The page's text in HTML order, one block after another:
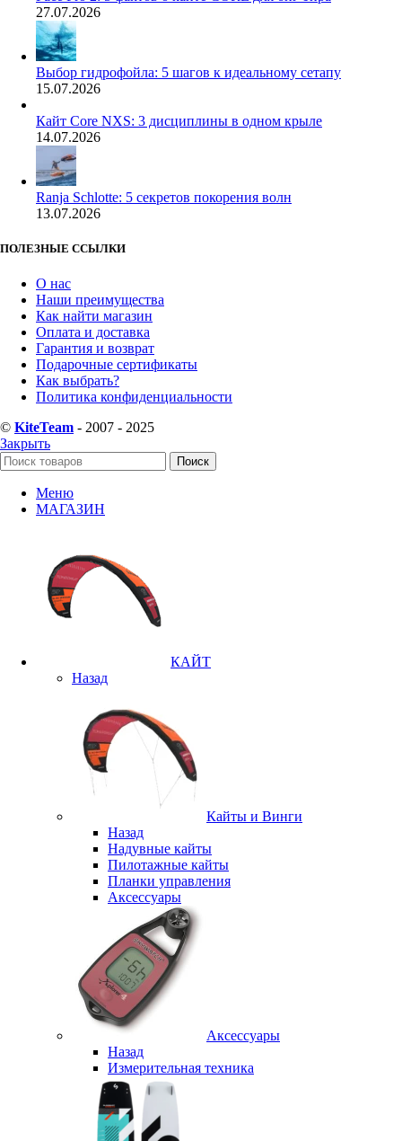
27.07.2026
Выбор гидрофойла: 5 шагов к идеальному сетапу
15.07.2026
Кайт Core NXS: 3 дисциплины в одном крыле
14.07.2026
Ranja Schlotte: 5 секретов покорения волн
13.07.2026
ПОЛЕЗНЫЕ ССЫЛКИ
О нас
Наши преимущества
Как найти магазин
Оплата и доставка
Гарантия и возврат
Подарочные сертификаты
Как выбрать?
Политика конфиденциальности
© KiteTeam - 2007 - 2025
Закрыть
Поиск
Меню
МАГАЗИН
КАЙТ
Назад
Кайты и Винги
Назад
Надувные кайты
Пилотажные кайты
Планки управления
Аксессуары
Аксессуары
Назад
Измерительная техника